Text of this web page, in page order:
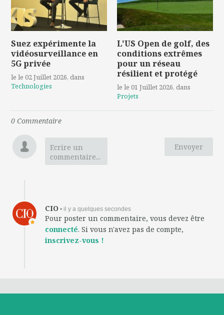
Suez expérimente la
vidéosurveillance en
5G privée
le le 02 Juillet 2026, dans
Technologies
L'US Open de golf, des
conditions extrêmes
pour un réseau
résilient et protégé
le le 01 Juillet 2026, dans
Projets
0 Commentaire
Envoyer
Ecrire un
commentaire...
CIO • il y a quelques secondes
Pour poster un commentaire, vous devez être
connecté. Si vous n'avez pas de compte,
inscrivez-vous !